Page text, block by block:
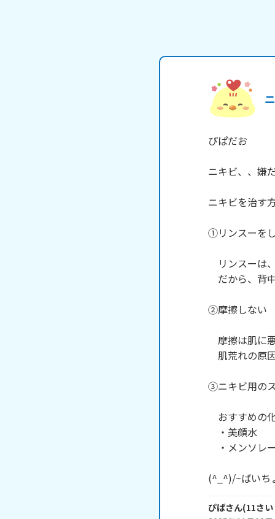
ぴぱだお
ニキビ、、嫌
ニキビを治す
①リンスーを
リンスーは
だから、背
②摩擦しない
摩擦は肌に
肌荒れの原
③ニキビ用の
おすすめの
・美顔水
・メンソレ
(^_^)/~ばいち
ぴぱさん(11さい